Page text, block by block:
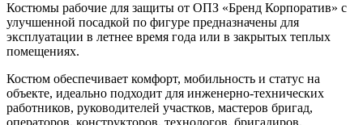
Костюмы рабочие для защиты от ОПЗ «Бренд Корпоратив» с
улучшенной посадкой по фигуре предназначены для
эксплуатации в летнее время года или в закрытых теплых
помещениях.
Костюм обеспечивает комфорт, мобильность и статус на
объекте, идеально подходит для инженерно-технических
работников, руководителей участков, мастеров бригад,